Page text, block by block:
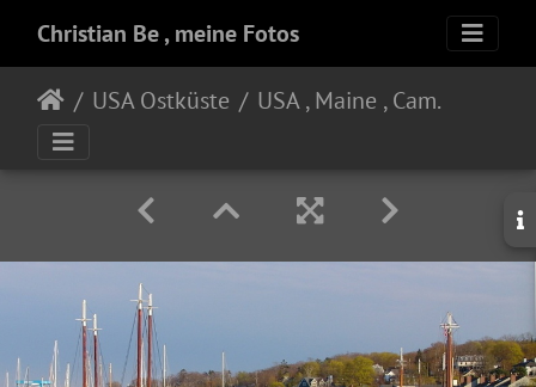
Christian Be , meine Fotos
USA Ostküste